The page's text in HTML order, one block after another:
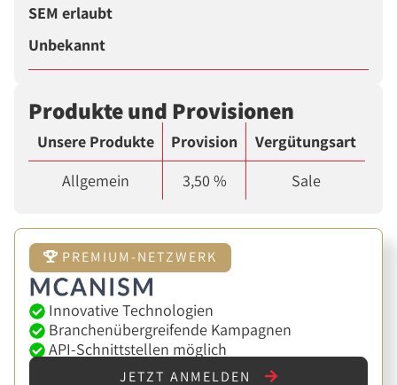
SEM erlaubt
Unbekannt
Produkte und Provisionen
Unsere Produkte Provision
Vergütungsart
Allgemein
3,50 % Sale
PREMIUM-NETZWERK
Innovative Technologien
Branchenübergreifende Kampagnen
API-Schnittstellen möglich
JETZT ANMELDEN